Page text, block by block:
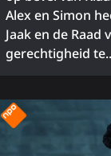
Alex en Simon
Jaak en de Raad
gerechtigheid
over